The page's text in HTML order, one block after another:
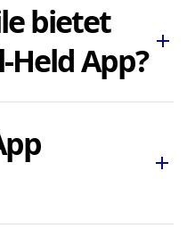
bietet
App? add
Pflegehilfsmittel
bequem zu
zu müssen.
add